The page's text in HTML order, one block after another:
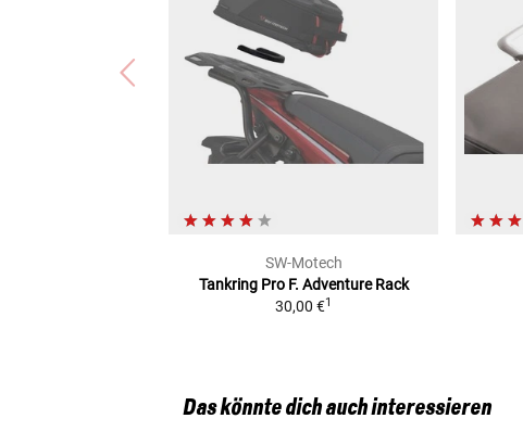
SW-Motech
Tankring Pro F. Adventure Rack
30,00 €1
Das könnte dich auch interessieren